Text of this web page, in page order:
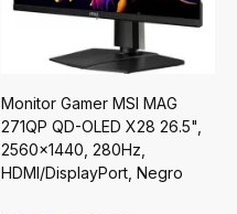
Monitor Gamer MSI MAG
271QP QD-OLED X28 26.5",
2560x1440, 280Hz,
HDMI/DisplayPort, Negro